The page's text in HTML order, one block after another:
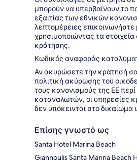
μπορούν να υπερβαίνουν το
εξαιτίας των εθνικών
λεπτομέρειες
χρησιμοποιώντας τα
κράτησης.
Κωδικός αναφοράς
Αν ακυρώσετε την κράτησή
πολιτική ακύρωσης του
τους κανονισμούς της ΕΕ
καταναλωτών, οι υπηρεσίες
δεν υπόκεινται στο
Επίσης γνωστό ως
Santa Hotel Marina Beach
Giannoulis Santa Marina Beach